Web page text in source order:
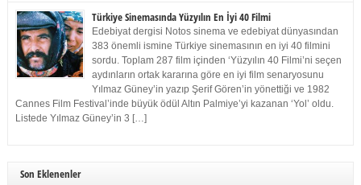
Türkiye Sinemasında Yüzyılın En İyi 40 Filmi
Edebiyat dergisi Notos sinema ve edebiyat dünyasından
383 önemli ismine Türkiye sinemasının en iyi 40 filmini
sordu. Toplam 287 film içinden ‘Yüzyılın 40 Filmi’ni seçen
aydınların ortak kararına göre en iyi film senaryosunu
Yılmaz Güney’in yazıp Şerif Gören’in yönettiği ve 1982
Cannes Film Festival’inde büyük ödül Altın Palmiye’yi kazanan ‘Yol’ oldu.
Listede Yılmaz Güney’in 3 […]
Son Eklenenler